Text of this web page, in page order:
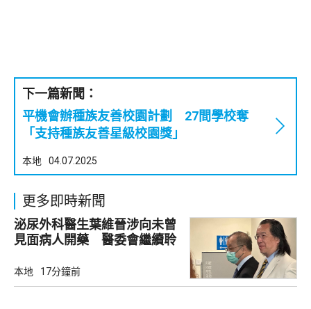
下一篇新聞：
平機會辦種族友善校園計劃 27間學校奪
「支持種族友善星級校園獎」
本地 04.07.2025
更多即時新聞
泌尿外科醫生葉維晉涉向未曾
見面病人開藥 醫委會繼續聆
本地 17分鐘前